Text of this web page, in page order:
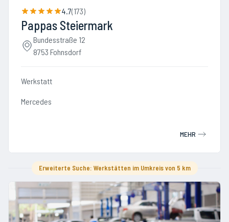
4.7(173)
Pappas Steiermark
Bundesstraße 12
8753 Fohnsdorf
Werkstatt
Mercedes
MEHR
Erweiterte Suche: Werkstätten im Umkreis von 5 km